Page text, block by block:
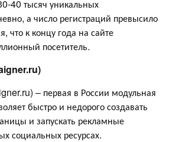
40 тысяч уникальных
а число регистраций превысило
что к концу года на сайте
посетитель.
– первая в России модульная
быстро и недорого создавать
и запускать рекламные
социальных ресурсах.